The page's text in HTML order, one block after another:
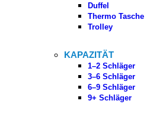
Duffel
Thermo Tasche
Trolley
KAPAZITÄT
1–2 Schläger
3–6 Schläger
6–9 Schläger
9+ Schläger